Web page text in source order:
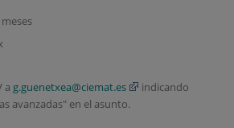
a g.guenetxea@ciemat.es
indicando
avanzadas" en el asunto.